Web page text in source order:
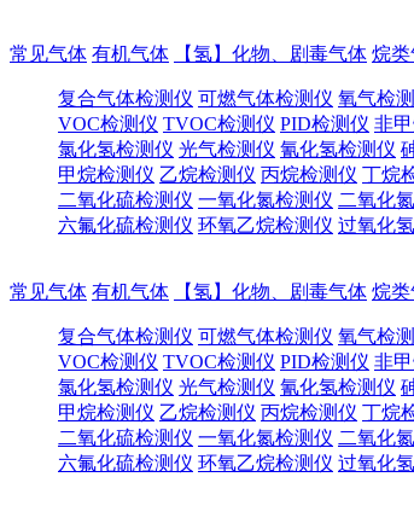
常见气体 有机气体 【氢】化物、剧毒气体 烷
复合气体检测仪 可燃气体检测仪 氧气检
VOC检测仪 TVOC检测仪 PID检测仪 非
氯化氢检测仪 光气检测仪 氰化氢检测仪
甲烷检测仪 乙烷检测仪 丙烷检测仪 丁烷
二氧化硫检测仪 一氧化氮检测仪 二氧化
六氟化硫检测仪 环氧乙烷检测仪 过氧化
常见气体 有机气体 【氢】化物、剧毒气体 烷
复合气体检测仪 可燃气体检测仪 氧气检
VOC检测仪 TVOC检测仪 PID检测仪 非
氯化氢检测仪 光气检测仪 氰化氢检测仪
甲烷检测仪 乙烷检测仪 丙烷检测仪 丁烷
二氧化硫检测仪 一氧化氮检测仪 二氧化
六氟化硫检测仪 环氧乙烷检测仪 过氧化